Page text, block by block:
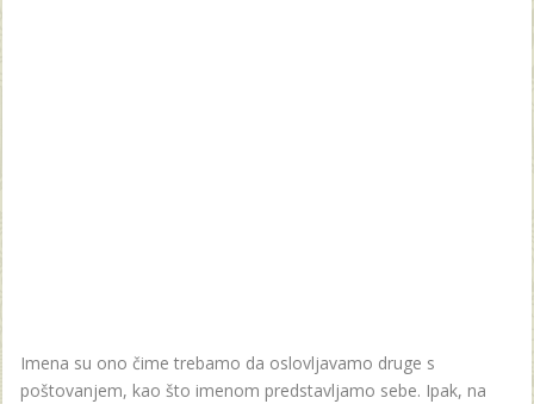
Imena su ono čime trebamo da oslovljavamo druge s
poštovanjem, kao što imenom predstavljamo sebe. Ipak, na